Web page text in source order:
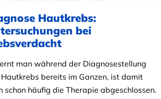
Hautkrebs:
bei
man während der Diagnosestellung
bereits im Ganzen, ist damit
schon häufig die Therapie abgeschlossen.